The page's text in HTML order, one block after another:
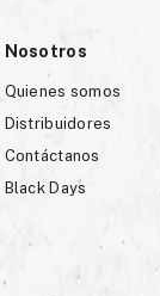
Nosotros
Quienes somos
Distribuidores
Contáctanos
Black Days